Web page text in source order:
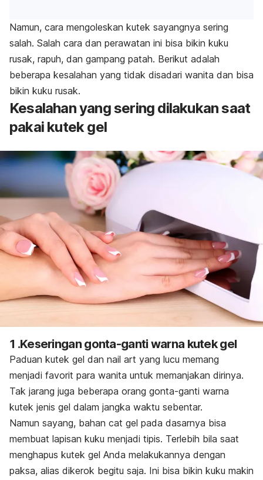
Namun, cara mengoleskan kutek sayangnya sering
salah. Salah cara dan perawatan ini bisa bikin kuku
rusak, rapuh, dan gampang patah. Berikut adalah
beberapa kesalahan yang tidak disadari wanita dan bisa
bikin kuku rusak.
Kesalahan yang sering dilakukan saat
pakai kutek gel
1 .Keseringan gonta-ganti warna kutek gel
Paduan kutek gel dan nail art yang lucu memang
menjadi favorit para wanita untuk memanjakan dirinya.
Tak jarang juga beberapa orang gonta-ganti warna
kutek jenis gel dalam jangka waktu sebentar.
Namun sayang, bahan cat gel pada dasarnya bisa
membuat lapisan kuku menjadi tipis. Terlebih bila saat
menghapus kutek gel Anda melakukannya dengan
paksa, alias dikerok begitu saja. Ini bisa bikin kuku makin